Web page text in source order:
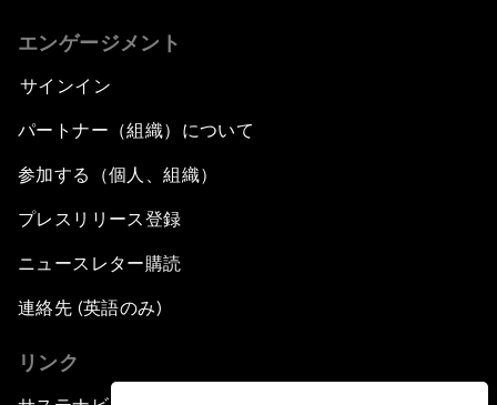
エンゲージメント
サインイン
パートナー（組織）について
参加する（個人、組織）
プレスリリース登録
ニュースレター購読
連絡先 (英語のみ)
リンク